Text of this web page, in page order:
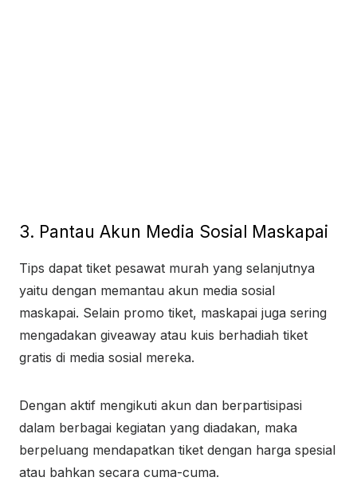
3. Pantau Akun Media Sosial Maskapai
Tips dapat tiket pesawat murah yang selanjutnya
yaitu dengan memantau akun media sosial
maskapai. Selain promo tiket, maskapai juga sering
mengadakan giveaway atau kuis berhadiah tiket
gratis di media sosial mereka.
Dengan aktif mengikuti akun dan berpartisipasi
dalam berbagai kegiatan yang diadakan, maka
berpeluang mendapatkan tiket dengan harga spesial
atau bahkan secara cuma-cuma.